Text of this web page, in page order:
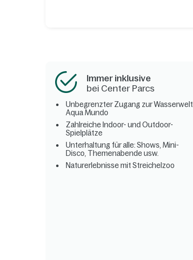
Immer inklusive
bei Center Parcs
Unbegrenzter Zugang zur Wasserwelt
Aqua Mundo
Zahlreiche Indoor- und Outdoor-
Spielplätze
Unterhaltung für alle: Shows, Mini-
Disco, Themenabende usw.
Naturerlebnisse mit Streichelzoo